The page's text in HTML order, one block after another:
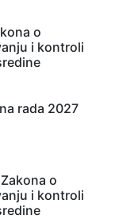
o
i kontroli
rada 2027
o
i kontroli